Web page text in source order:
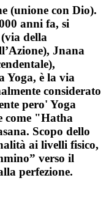
(unione con Dio).
anni fa, si
della
Jnana
Yoga, è la via
considerato
pero' Yoga
come "Hatha
Scopo dello
ai livelli fisico,
verso il
perfezione.